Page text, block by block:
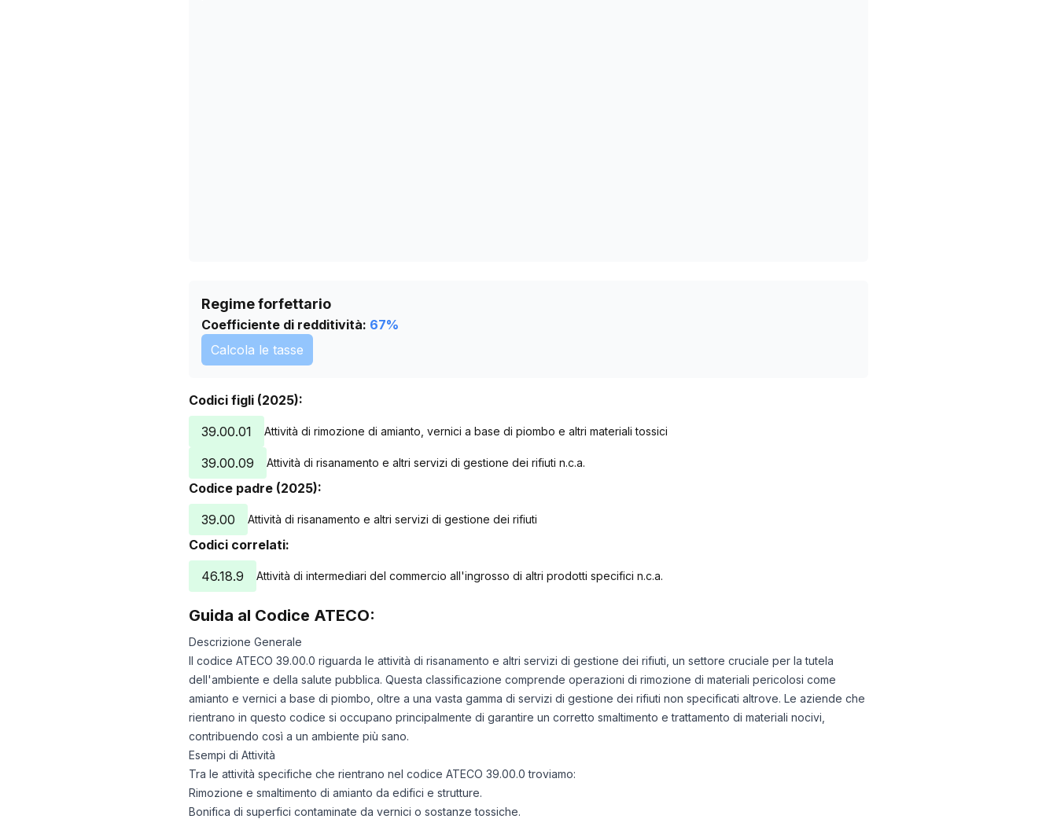
Regime forfettario
Coefficiente di redditività: 67%
Calcola le tasse
Codici figli (2025):
39.00.01
Attività di rimozione di amianto, vernici a base di piombo e altri materiali tossici
39.00.09 Attività di risanamento e altri servizi di gestione dei rifiuti n.c.a.
Codice padre (2025):
39.00
Attività di risanamento e altri servizi di gestione dei rifiuti
Codici correlati:
46.18.9
Attività di intermediari del commercio all'ingrosso di altri prodotti specifici n.c.a.
Guida al Codice ATECO:
Descrizione Generale
Il codice ATECO 39.00.0 riguarda le attività di risanamento e altri servizi di gestione dei rifiuti, un settore cruciale per la tutela
dell'ambiente e della salute pubblica. Questa classificazione comprende operazioni di rimozione di materiali pericolosi come
amianto e vernici a base di piombo, oltre a una vasta gamma di servizi di gestione dei rifiuti non specificati altrove. Le aziende che
rientrano in questo codice si occupano principalmente di garantire un corretto smaltimento e trattamento di materiali nocivi,
contribuendo così a un ambiente più sano.
Esempi di Attività
Tra le attività specifiche che rientrano nel codice ATECO 39.00.0 troviamo:
Rimozione e smaltimento di amianto da edifici e strutture.
Bonifica di superfici contaminate da vernici o sostanze tossiche.